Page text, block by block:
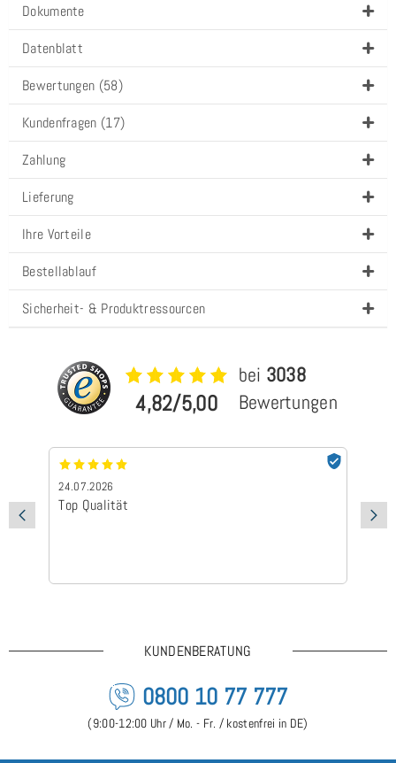
Dokumente
Datenblatt
Bewertungen (58)
Kundenfragen (17)
Zahlung
Lieferung
Ihre Vorteile
Bestellablauf
Sicherheit- & Produktressourcen
4,82/5,00
bei 3038
Bewertungen
24.07.2026
Top Qualität
KUNDENBERATUNG
0800 10 77 777
(9:00-12:00 Uhr / Mo. - Fr. / kostenfrei in DE)